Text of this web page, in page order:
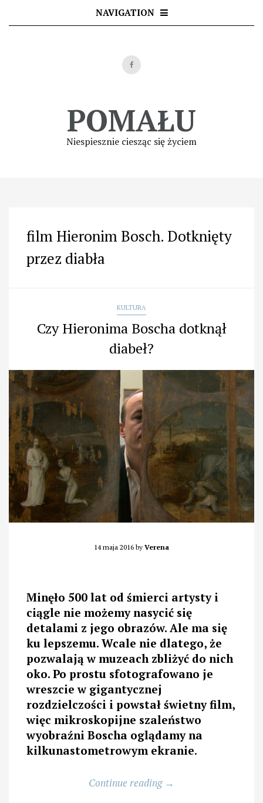
NAVIGATION
POMAŁU
Niespiesznie ciesząc się życiem
film Hieronim Bosch. Dotknięty
przez diabła
KULTURA
Czy Hieronima Boscha dotknął
diabeł?
14 maja 2016 by Verena
Minęło 500 lat od śmierci artysty i
ciągle nie możemy nasycić się
detalami z jego obrazów. Ale ma się
ku lepszemu. Wcale nie dlatego, że
pozwalają w muzeach zbliżyć do nich
oko. Po prostu sfotografowano je
wreszcie w gigantycznej
rozdzielczości i powstał świetny film,
więc mikroskopijne szaleństwo
wyobraźni Boscha oglądamy na
kilkunastometrowym ekranie.
Continue reading „Czy
→